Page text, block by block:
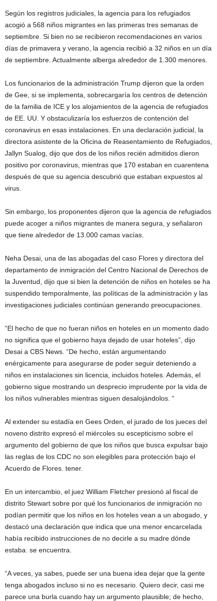
Según los registros judiciales, la agencia para los refugiados
acogió a 568 niños migrantes en las primeras tres semanas de
septiembre. Si bien no se recibieron recomendaciones en varios
días de primavera y verano, la agencia recibió a 32 niños en un día
de septiembre. Actualmente alberga alrededor de 1.300 menores.
Los funcionarios de la administración Trump dijeron que la orden
de Gee, si se implementa, sobrecargaría los centros de detención
de la familia de ICE y los alojamientos de la agencia de refugiados
de EE. UU. Y obstaculizaría los esfuerzos de contención del
coronavirus en esas instalaciones. En una declaración judicial, la
directora asistente de la Oficina de Reasentamiento de Refugiados,
Jallyn Sualog, dijo que dos de los niños recién admitidos dieron
positivo por coronavirus, mientras que 170 estaban en cuarentena
después de que su agencia descubrió que estaban expuestos al
virus.
Sin embargo, los proponentes dijeron que la agencia de refugiados
puede acoger a niños migrantes de manera segura, y señalaron
que tiene alrededor de 13.000 camas vacías.
Neha Desai, una de las abogadas del caso Flores y directora del
departamento de inmigración del Centro Nacional de Derechos de
la Juventud, dijo que si bien la detención de niños en hoteles se ha
suspendido temporalmente, las políticas de la administración y las
investigaciones judiciales continúan generando preocupaciones.
“El hecho de que no fueran niños en hoteles en un momento dado
no significa que el gobierno haya dejado de usar hoteles”, dijo
Desai a CBS News. “De hecho, están argumentando
enérgicamente para asegurarse de poder seguir deteniendo a
niños en instalaciones sin licencia, incluidos hoteles. Además, el
gobierno sigue mostrando un desprecio imprudente por la vida de
los niños vulnerables mientras siguen desalojándolos. “
Al extender su estadía en Gees Orden, el jurado de los jueces del
noveno distrito expresó el miércoles su escepticismo sobre el
argumento del gobierno de que los niños que busca expulsar bajo
las reglas de los CDC no son elegibles para protección bajo el
Acuerdo de Flores. tener.
En un intercambio, el juez William Fletcher presionó al fiscal de
distrito Stewart sobre por qué los funcionarios de inmigración no
podían permitir que los niños en los hoteles vean a un abogado, y
destacó una declaración que indica que una menor encarcelada
había recibido instrucciones de no decirle a su madre dónde
estaba. se encuentra.
“A veces, ya sabes, puede ser una buena idea dejar que la gente
tenga abogados incluso si no es necesario. Quiero decir, casi me
parece una burla cuando hay un argumento plausible; de ​​hecho,